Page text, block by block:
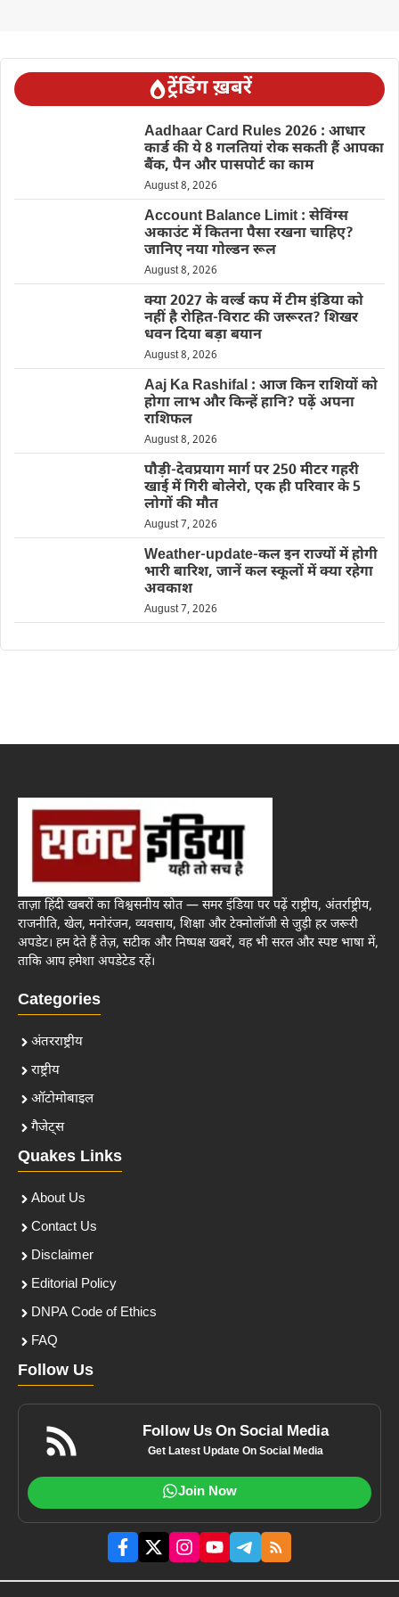
ट्रेंडिंग ख़बरें
Aadhaar Card Rules 2026 : आधार
कार्ड की ये 8 गलतियां रोक सकती हैं आपका
बैंक, पैन और पासपोर्ट का काम
August 8, 2026
Account Balance Limit : सेविंग्स
अकाउंट में कितना पैसा रखना चाहिए?
जानिए नया गोल्डन रूल
August 8, 2026
क्या 2027 के वर्ल्ड कप में टीम इंडिया को
नहीं है रोहित-विराट की जरूरत? शिखर
धवन दिया बड़ा बयान
August 8, 2026
Aaj Ka Rashifal : आज किन राशियों को
होगा लाभ और किन्हें हानि? पढ़ें अपना
राशिफल
August 8, 2026
पौड़ी-देवप्रयाग मार्ग पर 250 मीटर गहरी
खाई में गिरी बोलेरो, एक ही परिवार के 5
लोगों की मौत
August 7, 2026
Weather-update-कल इन राज्यों में होगी
भारी बारिश, जानें कल स्कूलों में क्या रहेगा
अवकाश
August 7, 2026
ताज़ा हिंदी खबरों का विश्वसनीय स्रोत — समर इंडिया पर पढ़ें राष्ट्रीय, अंतर्राष्ट्रीय,
राजनीति, खेल, मनोरंजन, व्यवसाय, शिक्षा और टेक्नोलॉजी से जुड़ी हर जरूरी
अपडेट। हम देते हैं तेज़, सटीक और निष्पक्ष खबरें, वह भी सरल और स्पष्ट भाषा में,
ताकि आप हमेशा अपडेटेड रहें।
Categories
अंतरराष्ट्रीय
राष्ट्रीय
ऑटोमोबाइल
गैजेट्स
Quakes Links
About Us
Contact Us
Disclaimer
Editorial Policy
DNPA Code of Ethics
FAQ
Follow Us
Follow Us On Social Media
Get Latest Update On Social Media
Join Now